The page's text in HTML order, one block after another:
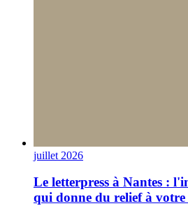
juillet 2026
Le letterpress à Nantes :
qui donne du relief à